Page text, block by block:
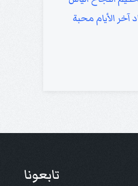
آخر الأيام محبة
تابعونا